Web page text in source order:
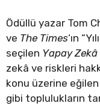
Ödüllü yazar Tom
ve The Times‘ın
seçilen Yapay
zekâ ve riskleri
konu üzerine
gibi toplulukların